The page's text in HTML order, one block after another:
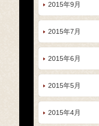
2015年9月
2015年7月
2015年6月
2015年5月
2015年4月